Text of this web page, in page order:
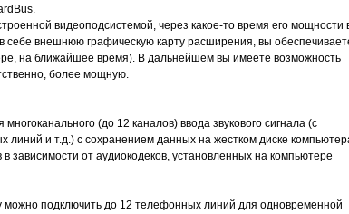
видеоподсистемой, через какое-то время его мощности
себе внешнюю графическую карту расширения, вы
на ближайшее время). В дальнейшем вы имеете возможность
более мощную.
(до 12 каналов) ввода звукового сигнала (с
и т.д.) с сохранением данных на жестком диске
от аудиокодеков, установленных на компьютере
можно подключить до 12 телефонных линий для одновременной